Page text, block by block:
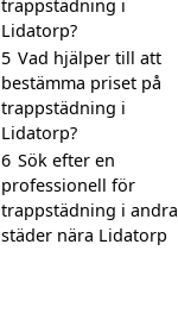
trappstädning i
Lidatorp?
5 Vad hjälper till att
bestämma priset på
trappstädning i
Lidatorp?
6 Sök efter en
professionell för
trappstädning i andra
städer nära Lidatorp